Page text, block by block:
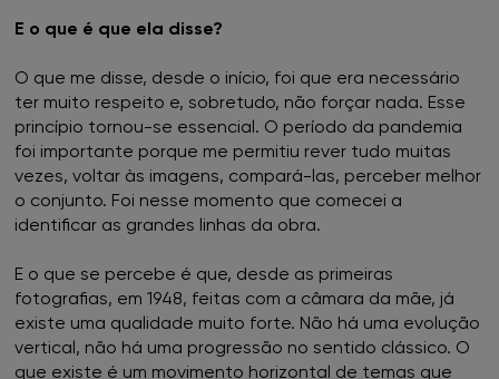
FNAC Penafiel
FNAC Setúbal
FNAC Sintra
FNAC Torres Novas
FNAC UBBO
E o que é que ela disse?
O que me disse, desde o início, foi que era necessário
ter muito respeito e, sobretudo, não forçar nada. Esse
princípio tornou-se essencial. O período da pandemia
foi importante porque me permitiu rever tudo muitas
vezes, voltar às imagens, compará-las, perceber melhor
o conjunto. Foi nesse momento que comecei a
identificar as grandes linhas da obra.
E o que se percebe é que, desde as primeiras
fotografias, em 1948, feitas com a câmara da mãe, já
existe uma qualidade muito forte. Não há uma evolução
vertical, não há uma progressão no sentido clássico. O
que existe é um movimento horizontal de temas que